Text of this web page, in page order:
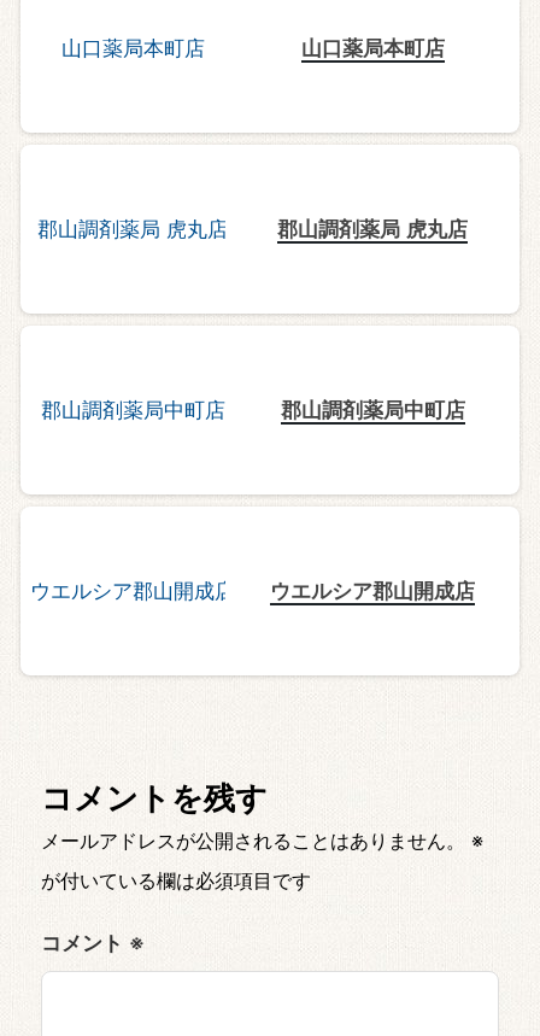
山口薬局本町店
郡山調剤薬局 虎丸店
郡山調剤薬局中町店
ウエルシア郡山開成店
コメントを残す
メールアドレスが公開されることはありません。
※
が付いている欄は必須項目です
コメント ※